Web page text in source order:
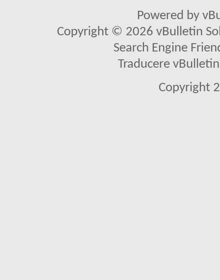
Powered by
Copyright © 2026 vBulletin
Search Engine
Traducere
Copyright